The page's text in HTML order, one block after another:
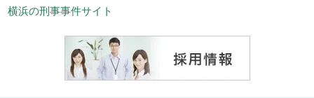
横浜の刑事事件サイト